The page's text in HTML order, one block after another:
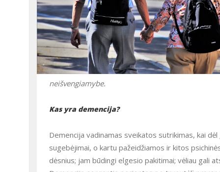
neišvengiamybe.
Kas yra demencija?
Demencija vadinamas sveikatos sutrikimas, kai dėl įvairių ligų, kuriomis serga pacientas, krenta jo intelektiniai
sugebėjimai, o kartu pažeidžiamos ir kitos
dėsnius; jam būdingi elgesio pakitimai; vėliau gali